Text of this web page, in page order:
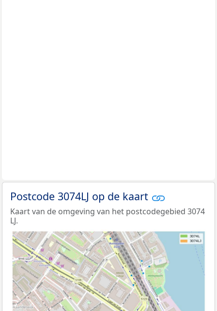
Postcode 3074LJ op de kaart
Kaart van de omgeving van het postcodegebied 3074
LJ.